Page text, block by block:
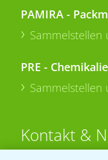
PAMIRA -
Sammelstellen
PRE -
Sammelstellen
Kontakt &